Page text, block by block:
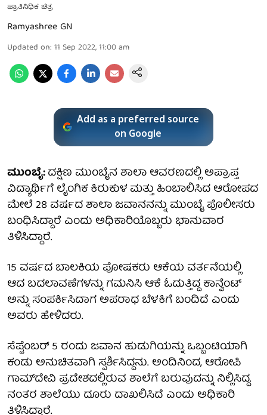
ಪ್ರಾತಿನಿಧಿಕ ಚಿತ್ರ
Ramyashree GN
Updated on: 11 Sep 2022, 11:00 am
Add as a preferred source
on Google
ಮುಂಬೈ:ದಕ್ಷಿಣ ಮುಂಬೈನ ಶಾಲಾ ಆವರಣದಲ್ಲಿ ಅಪ್ರಾಪ್ತ
ವಿದ್ಯಾರ್ಥಿಗೆ ಲೈಂಗಿಕ ಕಿರುಕುಳ ಮತ್ತು ಹಿಂಬಾಲಿಸಿದ ಆರೋಪದ
ಮೇಲೆ 28 ವರ್ಷದ ಶಾಲಾ ಜವಾನನನ್ನು ಮುಂಬೈ ಪೊಲೀಸರು
ಬಂಧಿಸಿದ್ದಾರೆ ಎಂದು ಅಧಿಕಾರಿಯೊಬ್ಬರು ಭಾನುವಾರ
ತಿಳಿಸಿದ್ದಾರೆ.
15 ವರ್ಷದ ಬಾಲಕಿಯ ಪೋಷಕರು ಆಕೆಯ ವರ್ತನೆಯಲ್ಲಿ
ಆದ ಬದಲಾವಣೆಗಳನ್ನು ಗಮನಿಸಿ ಆಕೆ ಓದುತ್ತಿದ್ದ ಕಾನ್ವೆಂಟ್
ಅನ್ನು ಸಂಪರ್ಕಿಸಿದಾಗ ಅಪರಾಧ ಬೆಳಕಿಗೆ ಬಂದಿದೆ ಎಂದು
ಅವರು ಹೇಳಿದರು.
ಸೆಪ್ಟೆಂಬರ್ 5 ರಂದು ಜವಾನ ಹುಡುಗಿಯನ್ನು ಒಬ್ಬಂಟಿಯಾಗಿ
ಕಂಡು ಅನುಚಿತವಾಗಿ ಸ್ಪರ್ಶಿಸಿದ್ದನು. ಅಂದಿನಿಂದ, ಆರೋಪಿ
ಗಾಮ್‌ದೇವಿ ಪ್ರದೇಶದಲ್ಲಿರುವ ಶಾಲೆಗೆ ಬರುವುದನ್ನು ನಿಲ್ಲಿಸಿದ್ದ.
ನಂತರ ಶಾಲೆಯು ದೂರು ದಾಖಲಿಸಿದೆ ಎಂದು ಅಧಿಕಾರಿ